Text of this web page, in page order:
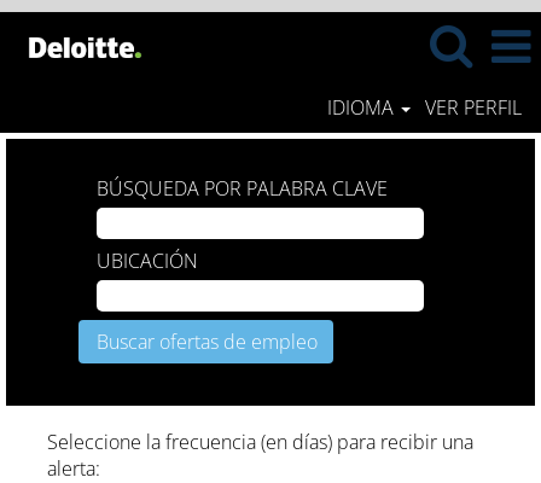
IDIOMA VER PERFIL
BÚSQUEDA POR PALABRA CLAVE
UBICACIÓN
Seleccione la frecuencia (en días) para recibir una
alerta: